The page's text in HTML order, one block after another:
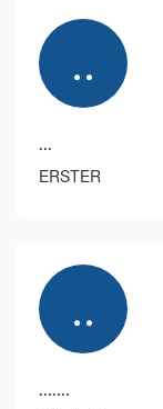
...
ERSTER
.......